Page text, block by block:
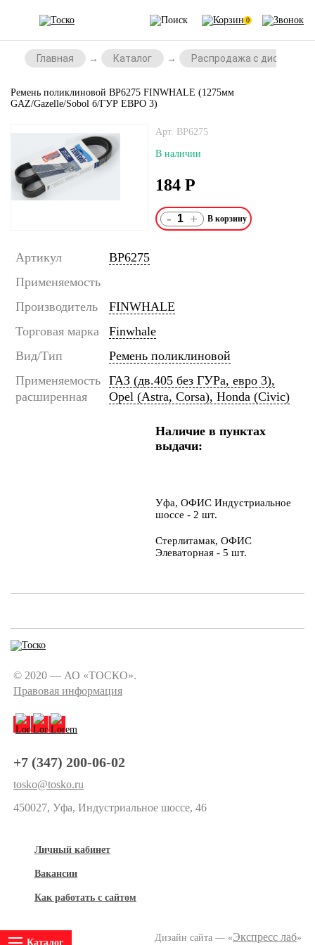
0
Главная Каталог Распродажа с дисконтом
Ремень поликлиновой BP6275 FINWHALE (1275мм
GAZ/Gazelle/Sobol б/ГУР ЕВРО 3)
Арт. BP6275
В наличии
184 Р
- +
Артикул
BP6275
Применяемость
Производитель
FINWHALE
Торговая марка
Finwhale
Вид/Тип
Ремень поликлиновой
Применяемость
расширенная
ГАЗ (дв.405 без ГУРа, евро 3),
Opel (Astra, Corsa), Honda (Civic)
Наличие в пунктах
выдачи:
Уфа, ОФИС Индустриальное
шоссе - 2 шт.
Стерлитамак, ОФИС
Элеваторная - 5 шт.
© 2020 — АО «ТОСКО».
Правовая информация
+7 (347) 200-06-02
tosko@tosko.ru
450027, Уфа, Индустриальное шоссе, 46
Личный кабинет
Вакансии
Как работать с сайтом
Дизайн сайта — «Экспресс лаб»
Каталог